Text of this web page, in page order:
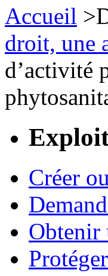
Accueil >
droit, une
d’activité
Créer
Obtenir